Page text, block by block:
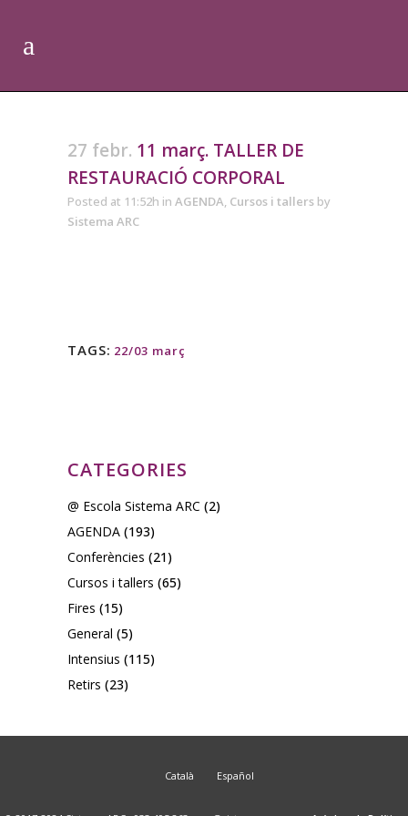
27 febr. 11 març. TALLER DE
RESTAURACIÓ CORPORAL
Posted at 11:52h in AGENDA, Cursos i tallers by
Sistema ARC
TAGS: 22/03 març
CATEGORIES
@ Escola Sistema ARC (2)
AGENDA (193)
Conferències (21)
Cursos i tallers (65)
Fires (15)
General (5)
Intensius (115)
Retirs (23)
Català Español